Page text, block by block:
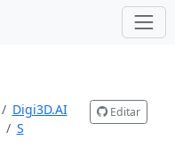
Digi3D.AI
S
Editar